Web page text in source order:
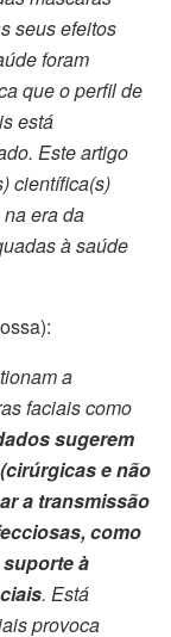
seus efeitos
foram
que o perfil de
está
Este artigo
científica(s)
era da
à saúde
a
faciais como
sugerem
e não
a transmissão
como
suporte à
. Está
provoca